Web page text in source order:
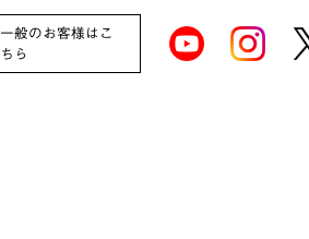
一般のお客様はこ
ちら